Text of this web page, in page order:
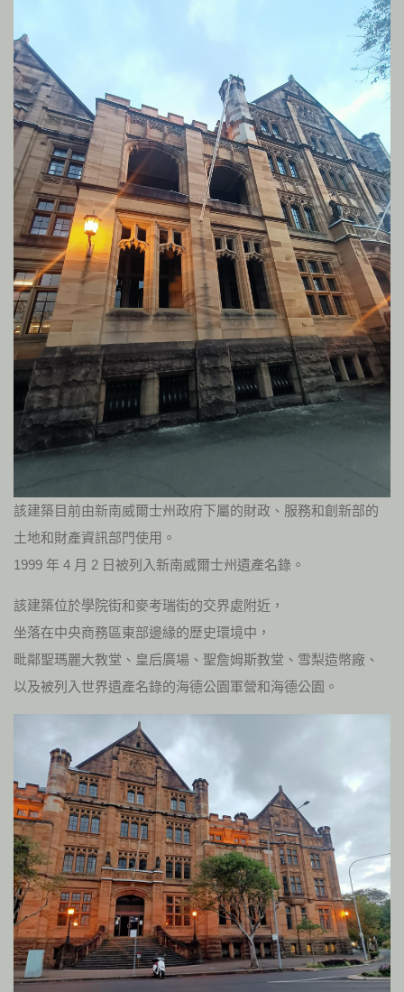
該建築目前由新南威爾士州政府下屬的財政、服務和創新部的
土地和財產資訊部門使用。
1999 年 4 月 2 日被列入新南威爾士州遺產名錄。
該建築位於學院街和麥考瑞街的交界處附近，
坐落在中央商務區東部邊緣的歷史環境中，
毗鄰聖瑪麗大教堂、皇后廣場、聖詹姆斯教堂、雪梨造幣廠、
以及被列入世界遺產名錄的海德公園軍營和海德公園。